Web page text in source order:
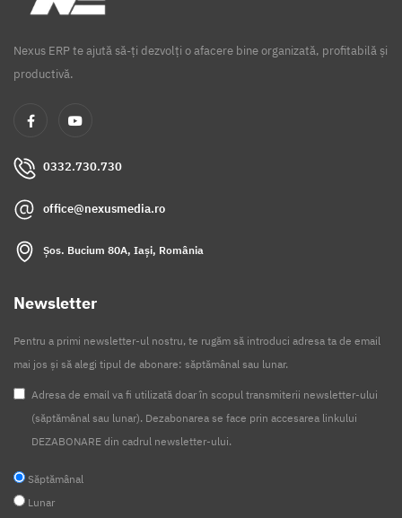
Nexus ERP te ajută să-ți dezvolți o afacere bine organizată, profitabilă și
productivă.
0332.730.730
office@nexusmedia.ro
Șos. Bucium 80A, Iași, România
Newsletter
Pentru a primi newsletter-ul nostru, te rugăm să introduci adresa ta de email
mai jos și să alegi tipul de abonare: săptămânal sau lunar.
Adresa de email va fi utilizată doar în scopul transmiterii newsletter-ului
(săptămânal sau lunar). Dezabonarea se face prin accesarea linkului
DEZABONARE din cadrul newsletter-ului.
Săptămânal
Lunar